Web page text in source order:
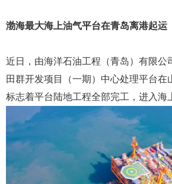
渤海最大海上油气平台在青岛离港起运
近日，由海洋石油工程（青岛）有限公
田群开发项目（一期）中心处理平台在
标志着平台陆地工程全部完工，进入海